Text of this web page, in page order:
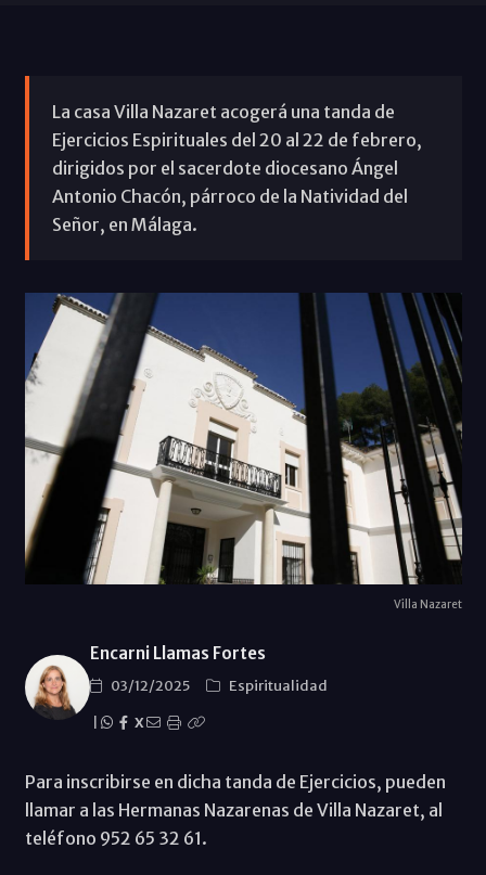
La casa Villa Nazaret acogerá una tanda de
Ejercicios Espirituales del 20 al 22 de febrero,
dirigidos por el sacerdote diocesano Ángel
Antonio Chacón, párroco de la Natividad del
Señor, en Málaga.
Villa Nazaret
Encarni Llamas Fortes
03/12/2025
Espiritualidad
X
Para inscribirse en dicha tanda de Ejercicios, pueden
llamar a las Hermanas Nazarenas de Villa Nazaret, al
teléfono 952 65 32 61.